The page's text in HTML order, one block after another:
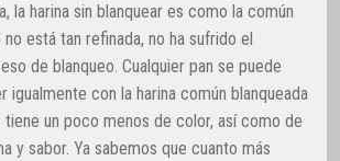
la harina sin blanquear es como la común
no está tan refinada, no ha sufrido el
de blanqueo. Cualquier pan se puede
igualmente con la harina común blanqueada
tiene un poco menos de color, así como de
y sabor. Ya sabemos que cuanto más